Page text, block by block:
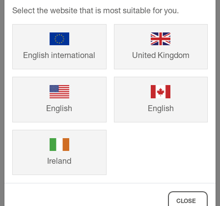
Dekvloer met afschot (1,5–2%)
Afdichtingslaag volgens DIN 18531
Schlüter-TROBA-PLUS 8G
Schlüter-KERDI
Deuraansluiting
Select the website that is most suitable for you.
English international United Kingdom
English English
Ireland
CLOSE